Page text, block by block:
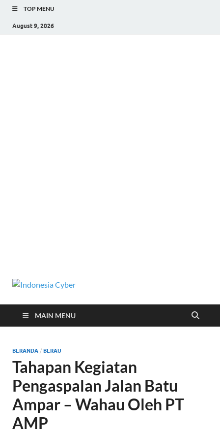
TOP MENU
August 9, 2026
Indonesia
Cyber
MAIN MENU
BERANDA / BERAU
Tahapan Kegiatan
Pengaspalan Jalan Batu
Ampar – Wahau Oleh PT
AMP